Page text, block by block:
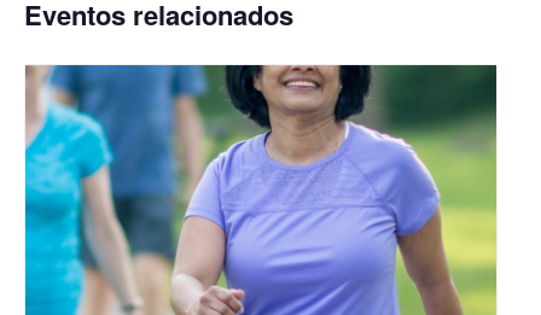
Eventos relacionados